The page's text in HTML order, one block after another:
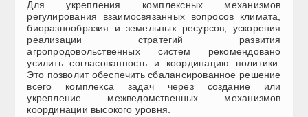
Для укрепления комплексных механизмов
регулирования взаимосвязанных вопросов климата,
биоразнообразия и земельных ресурсов, ускорения
реализации стратегий развития
агропродовольственных систем рекомендовано
усилить согласованность и координацию политики.
Это позволит обеспечить сбалансированное решение
всего комплекса задач через создание или
укрепление межведомственных механизмов
координации высокого уровня.